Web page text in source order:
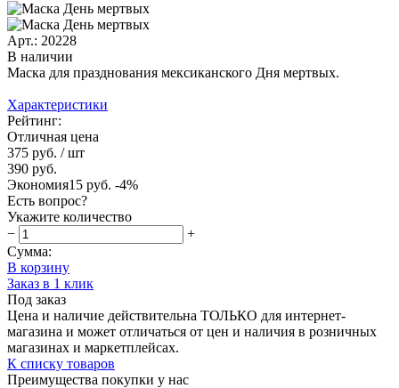
Арт.: 20228
В наличии
Маска для празднования мексиканского Дня мертвых.
Характеристики
Рейтинг:
Отличная цена
375 руб. / шт
390 руб.
Экономия15 руб. -4%
Есть вопрос?
Укажите количество
−
+
Сумма:
В корзину
Заказ в 1 клик
Под заказ
Цена и наличие действительна ТОЛЬКО для интернет-
магазина и может отличаться от цен и наличия в розничных
магазинах и маркетплейсах.
К списку товаров
Преимущества покупки у нас